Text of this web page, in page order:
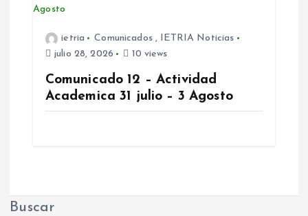
s
ietria Comunicados, IETRIA Noticias
julio 28, 2026
10 views
Comunicado 12 – Actividad
Academica 31 julio – 3 Agosto
Buscar